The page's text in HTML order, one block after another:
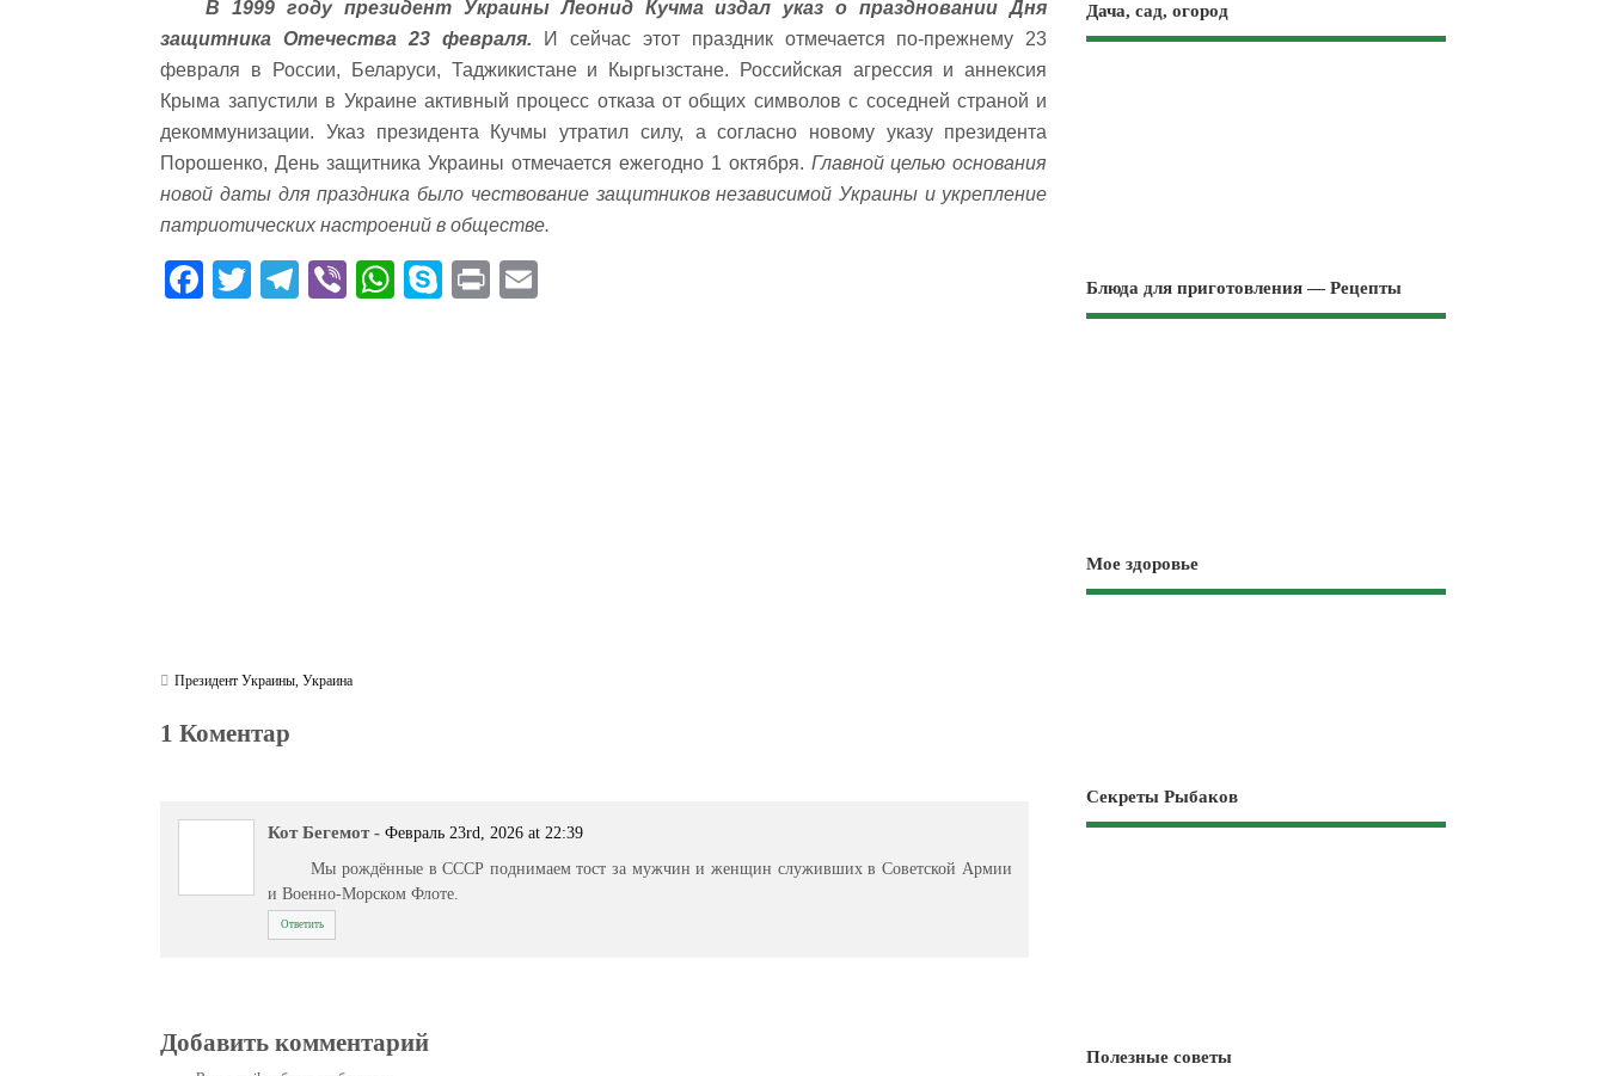
В 1999 году президент Украины Леонид Кучма издал указ о праздновании Дня
защитника Отечества 23 февраля. И сейчас этот праздник отмечается по-прежнему 23
февраля в России, Беларуси, Таджикистане и Кыргызстане. Российская агрессия и аннексия
Крыма запустили в Украине активный процесс отказа от общих символов с соседней страной и
декоммунизации. Указ президента Кучмы утратил силу, а согласно новому указу президента
Порошенко, День защитника Украины отмечается ежегодно 1 октября. Главной целью основания
новой даты для праздника было чествование защитников независимой Украины и укрепление
патриотических настроений в обществе.
Fa T
Te Vi
W
S
Pr
Президент Украины,Украина
1 Коментар
Кот Бегемот - Февраль 23rd, 2026 at 22:39
Мы рождённые в СССР поднимаем тост за мужчин и женщин служивших в Советской Армии
и Военно-Морском Флоте.
Ответить
Добавить комментарий
Дача, сад, огород
Блюда для приготовления — Рецепты
Мое здоровье
Секреты Рыбаков
Полезные советы